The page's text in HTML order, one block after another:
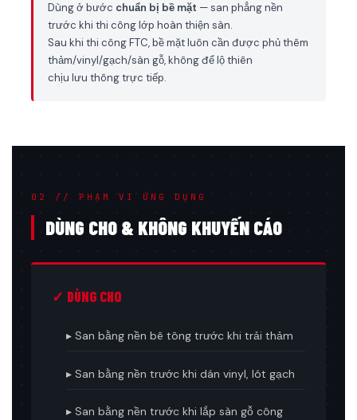
Dùng ở bước chuẩn bị bề mặt — san phẳng nền
trước khi thi công lớp hoàn thiện sàn.
Sau khi thi công FTC, bề mặt luôn cần được phủ thêm
thảm/vinyl/gạch/sàn gỗ, không để lộ thiên
chịu lưu thông trực tiếp.
02 // PHẠM VI ỨNG DỤNG
DÙNG CHO & KHÔNG KHUYẾN CÁO
✓ DÙNG CHO
▸ San bằng nền bê tông trước khi trải thảm
▸ San bằng nền trước khi dán vinyl, lót gạch
▸ San bằng nền trước khi lắp sàn gỗ công